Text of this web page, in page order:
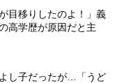
目移りしたのよ！」義
高学歴が原因だと主
し子だったが…「うど